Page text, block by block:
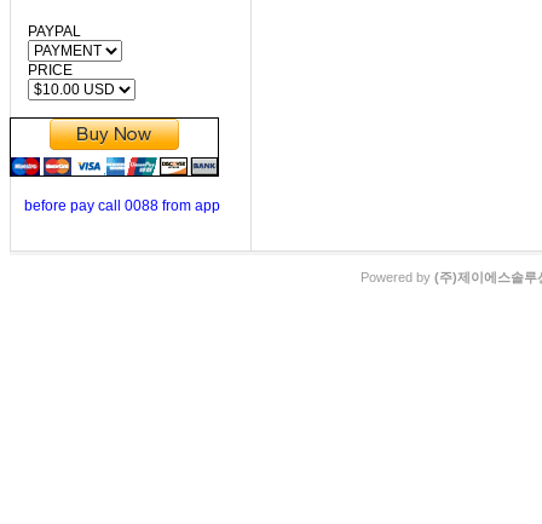
PAYPAL
PRICE
before pay call 0088 from app
Powered by (주)제이에스솔루